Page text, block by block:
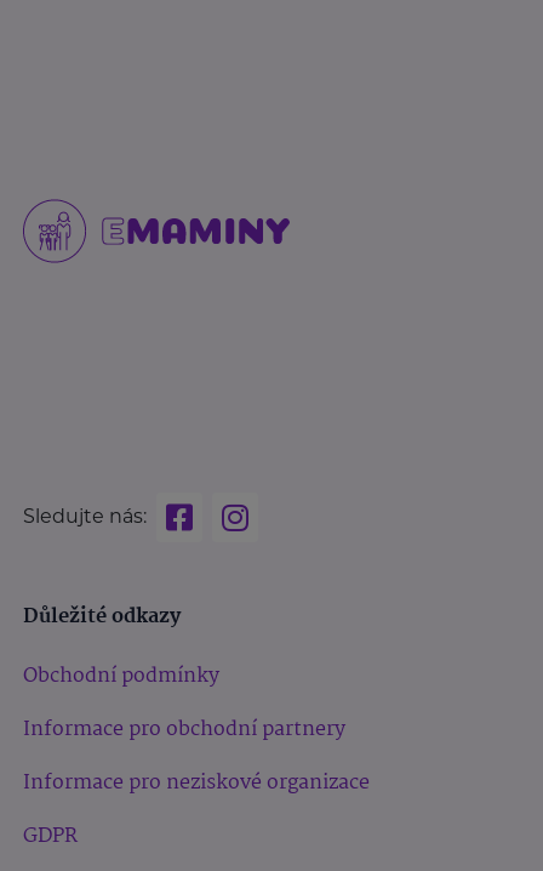
Sledujte nás:
Důležité odkazy
Obchodní podmínky
Informace pro obchodní partnery
Informace pro neziskové organizace
GDPR